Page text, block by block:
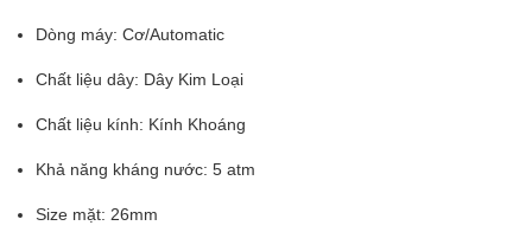
Dòng máy: Cơ/Automatic
Chất liệu dây: Dây Kim Loại
Chất liệu kính: Kính Khoáng
Khả năng kháng nước: 5 atm
Size mặt: 26mm